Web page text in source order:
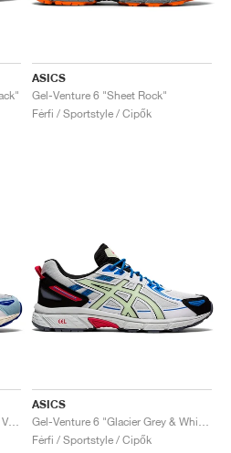
ASICS
Gel-Venture 6 "Sheet Rock"
Férfi / Sportstyle / Cipők
ASICS
Férfi / Sportstyle / Cipők